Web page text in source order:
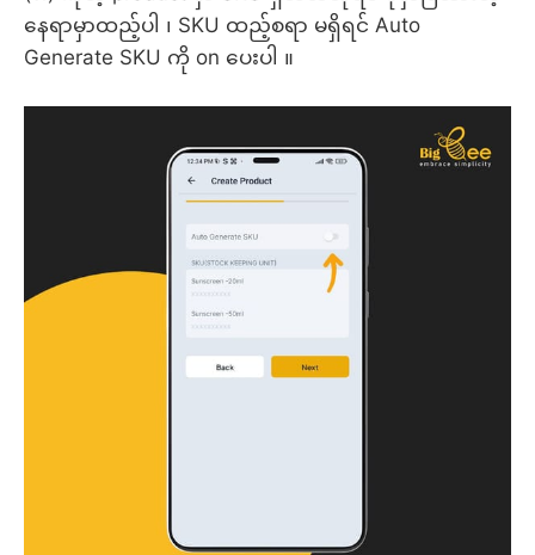
နေရာမှာထည့်ပါ ၊ SKU ထည့်စရာ မရှိရင် Auto
Generate SKU ကို on ပေးပါ ။